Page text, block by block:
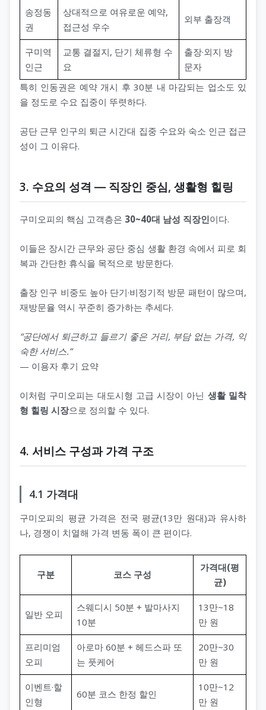
송정동
권
상대적으로 여유로운 예약,
접근성 우수
외부 출장객
구미역
인근
교통 결절지, 단기 체류형 수
요
출장·외지 방
문자
특히 인동권은 예약 개시 후 30분 내 마감되는 업소도 있
을 정도로 수요 집중이 뚜렷하다.
공단 근무 인구의 퇴근 시간대 집중 수요와 숙소 인근 접근
성이 그 이유다.
3. 수요의 성격 ― 직장인 중심, 생활형 힐링
구미오피의 핵심 고객층은 30~40대 남성 직장인이다.
이들은 장시간 근무와 공단 중심 생활 환경 속에서 피로 회
복과 간단한 휴식을 목적으로 방문한다.
출장 인구 비중도 높아 단기·비정기적 방문 패턴이 많으며,
재방문율 역시 꾸준히 증가하는 추세다.
“공단에서 퇴근하고 들르기 좋은 거리, 부담 없는 가격, 익
숙한 서비스.”
— 이용자 후기 요약
이처럼 구미오피는 대도시형 고급 시장이 아닌 생활 밀착
형 힐링 시장으로 정의할 수 있다.
4. 서비스 구성과 가격 구조
4.1 가격대
구미오피의 평균 가격은 전국 평균(13만 원대)과 유사하
나, 경쟁이 치열해 가격 변동 폭이 큰 편이다.
구분 코스 구성
가격대(평
균)
일반 오피
스웨디시 50분 + 발마사지
10분
13만~18
만 원
프리미엄
오피
아로마 60분 + 헤드스파 또
는 풋케어
20만~30
만 원
이벤트·할
인형
60분 코스 한정 할인
10만~12
만 원